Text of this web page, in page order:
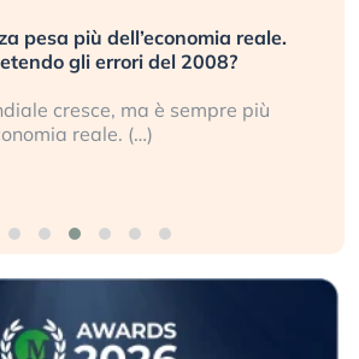
pesa più dell’economia reale.
gli errori del 2008?
cresce, ma è sempre più
reale. (…)